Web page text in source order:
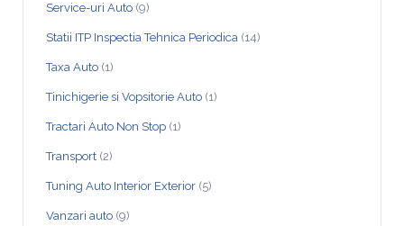
Service-uri Auto (9)
Statii ITP Inspectia Tehnica Periodica (14)
Taxa Auto (1)
Tinichigerie si Vopsitorie Auto (1)
Tractari Auto Non Stop (1)
Transport (2)
Tuning Auto Interior Exterior (5)
Vanzari auto (9)